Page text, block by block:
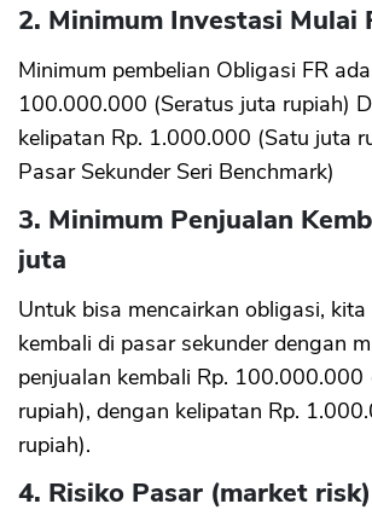
2. Minimum Investasi Mulai
Minimum pembelian Obligasi FR
100.000.000 (Seratus juta rupiah)
kelipatan Rp. 1.000.000 (Satu juta
Pasar Sekunder Seri Benchmark)
3. Minimum Penjualan
juta
Untuk bisa mencairkan obligasi,
kembali di pasar sekunder dengan
penjualan kembali Rp. 100.000.000
rupiah), dengan kelipatan Rp.
rupiah).
4. Risiko Pasar (market risk)